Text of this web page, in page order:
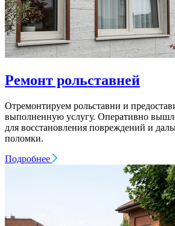
Ремонт рольставней
Отремонтируем рольставни и
выполненную услугу. Оперативно
для восстановления повреждений и
поломки.
Подробнее